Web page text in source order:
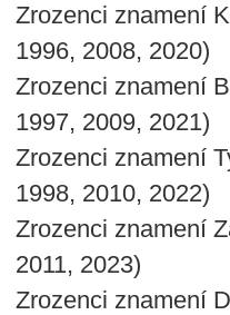
Zrozenci znamení
1996, 2008, 2020)
Zrozenci znamení
1997, 2009, 2021)
Zrozenci znamení
1998, 2010, 2022)
Zrozenci znamení
2011, 2023)
Zrozenci znamení